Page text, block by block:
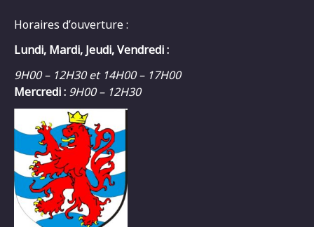
Horaires d’ouverture :
Lundi, Mardi, Jeudi, Vendredi :
9H00 – 12H30 et 14H00 – 17H00
Mercredi : 9H00 – 12H30